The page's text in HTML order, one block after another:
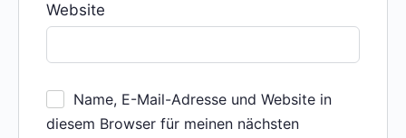
Website
Name, E-Mail-Adresse und Website in
diesem Browser für meinen nächsten